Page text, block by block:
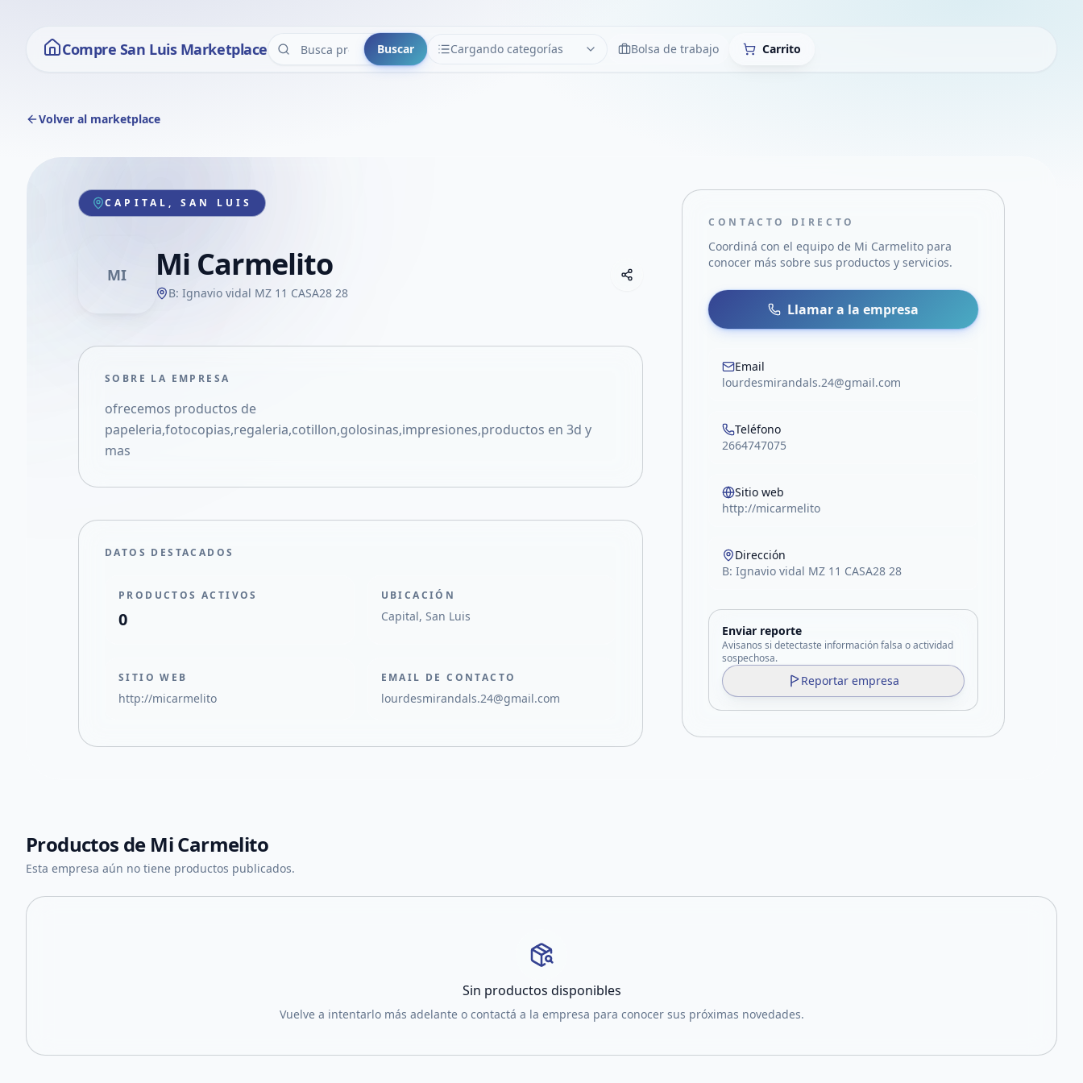
Compre San Luis Marketplace Buscar Cargando categorías
CATEGORÍAS LimpiarBolsa de trabajo Carrito
Volver al marketplace
CAPITAL, SAN LUIS
MI Mi Carmelito
B: Ignavio vidal MZ 11 CASA28 28
Compartir empresa
Compartir por WhatsApp
Compartir por mail
Compartir en Facebook
SOBRE LA EMPRESA
ofrecemos productos de
papeleria,fotocopias,regaleria,cotillon,golosinas,impresiones,productos en 3d y
mas
DATOS DESTACADOS
PRODUCTOS ACTIVOS
0
UBICACIÓN
Capital, San Luis
SITIO WEB
http://micarmelito
EMAIL DE CONTACTO
lourdesmirandals.24@gmail.com
CONTACTO DIRECTO
Coordiná con el equipo de Mi Carmelito para
conocer más sobre sus productos y servicios.
Llamar a la empresa
Email
lourdesmirandals.24@gmail.com
Teléfono
2664747075
Sitio web
http://micarmelito
Dirección
B: Ignavio vidal MZ 11 CASA28 28
Enviar reporte
Avisanos si detectaste información falsa o actividad
sospechosa.
Reportar empresa
Productos de Mi Carmelito
Esta empresa aún no tiene productos publicados.
Sin productos disponibles
Vuelve a intentarlo más adelante o contactá a la empresa para conocer sus próximas novedades.